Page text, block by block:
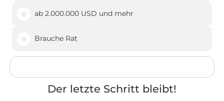
ab 2.000.000 USD und mehr
Brauche Rat
Der letzte Schritt bleibt!